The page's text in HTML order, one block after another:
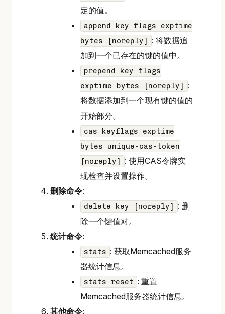
定的值。
append key flags exptime
bytes [noreply]
: 将数据追
加到一个已存在的键的值中。
prepend key flags
exptime bytes [noreply]
:
将数据添加到一个现有键的值的
开始部分。
cas keyflags exptime
bytes unique-cas-token
[noreply]
: 使用CAS令牌实
现检查并设置操作。
删除命令:
delete key [noreply]
: 删
除一个键值对。
统计命令:
stats : 获取Memcached服务
器统计信息。
stats reset : 重置
Memcached服务器统计信息。
其他命令: